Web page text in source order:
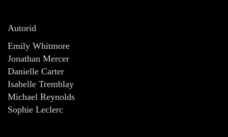
Autorid
Emily Whitmore
Jonathan Mercer
Danielle Carter
Isabelle Tremblay
Michael Reynolds
Sophie Leclerc